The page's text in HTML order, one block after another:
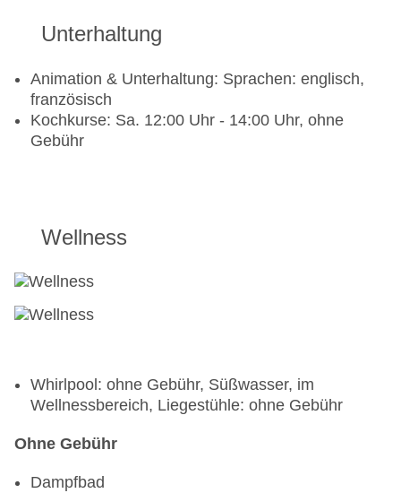
Cycling, Stretching, Tai Chi, Yoga
Radsport: Fahrrad
Gegen Gebühr (teils Fremdleistungen)
Tennis: Tennisunterricht
Unterhaltung
Animation & Unterhaltung: Sprachen: englisch,
französisch
Kochkurse: Sa. 12:00 Uhr - 14:00 Uhr, ohne
Gebühr
Wellness
Whirlpool: ohne Gebühr, Süßwasser, im
Wellnessbereich, Liegestühle: ohne Gebühr
Ohne Gebühr
Dampfbad